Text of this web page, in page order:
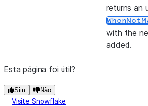
returns an
with the
added.
Esta página foi útil?
Sim Não
Visite Snowflake